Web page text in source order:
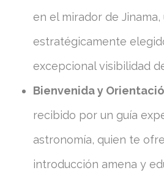
en el mirador de Jinama,
estratégicamente
excepcional visibilidad
Bienvenida y
recibido por un guía
astronomía, quien te
introducción amena y